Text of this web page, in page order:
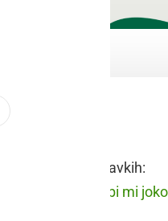
rovača
Raba besede v stavkih:
Krčenca bi mi